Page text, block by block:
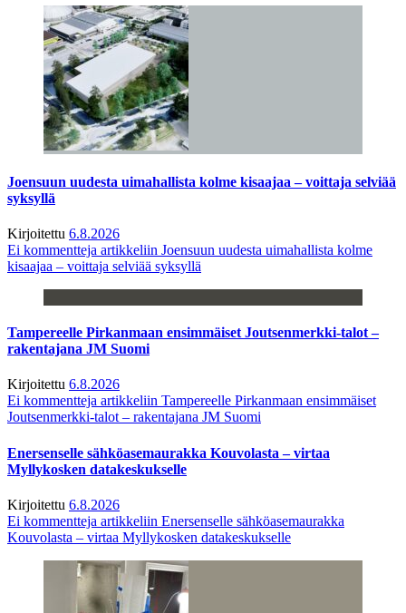
Joensuun uudesta uimahallista kolme kisaajaa – voittaja selviää
syksyllä
Kirjoitettu 6.8.2026
Ei kommentteja artikkeliin Joensuun uudesta uimahallista kolme
kisaajaa – voittaja selviää syksyllä
Tampereelle Pirkanmaan ensimmäiset Joutsenmerkki-talot –
rakentajana JM Suomi
Kirjoitettu 6.8.2026
Ei kommentteja artikkeliin Tampereelle Pirkanmaan ensimmäiset
Joutsenmerkki-talot – rakentajana JM Suomi
Enersenselle sähköasemaurakka Kouvolasta – virtaa
Myllykosken datakeskukselle
Kirjoitettu 6.8.2026
Ei kommentteja artikkeliin Enersenselle sähköasemaurakka
Kouvolasta – virtaa Myllykosken datakeskukselle